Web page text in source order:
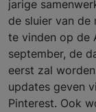
jarige
de sluier van
te vinden op de
september, de
eerst zal
updates geven
Pinterest. Ook